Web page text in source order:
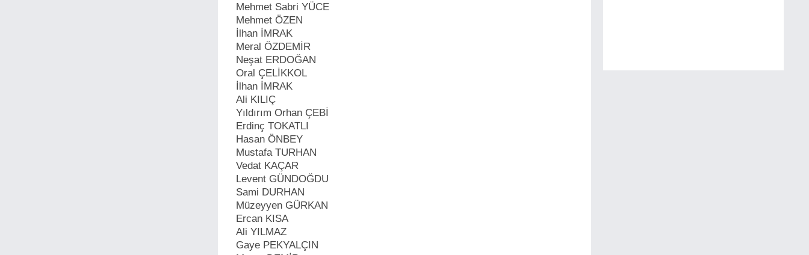
Mehmet Sabri YÜCE
Mehmet ÖZEN
İlhan İMRAK
Meral ÖZDEMİR
Neşat ERDOĞAN
Oral ÇELİKKOL
İlhan İMRAK
Ali KILIÇ
Yıldırım Orhan ÇEBİ
Erdinç TOKATLI
Hasan ÖNBEY
Mustafa TURHAN
Vedat KAÇAR
Levent GÜNDOĞDU
Sami DURHAN
Müzeyyen GÜRKAN
Ercan KISA
Ali YILMAZ
Gaye PEKYALÇIN